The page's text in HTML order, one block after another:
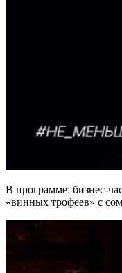
В программе: бизнес-
«винных трофеев» с